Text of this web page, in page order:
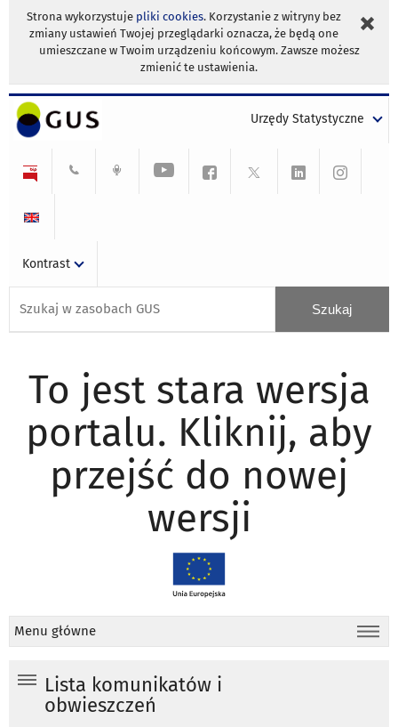
Strona wykorzystuje pliki cookies. Korzystanie z witryny bez
zmiany ustawień Twojej przeglądarki oznacza, że będą one
umieszczane w Twoim urządzeniu końcowym. Zawsze możesz
zmienić te ustawienia.
Urzędy Statystyczne
Kontrast
To jest stara wersja
portalu. Kliknij, aby
przejść do nowej
wersji
Menu główne
Lista komunikatów i
obwieszczeń